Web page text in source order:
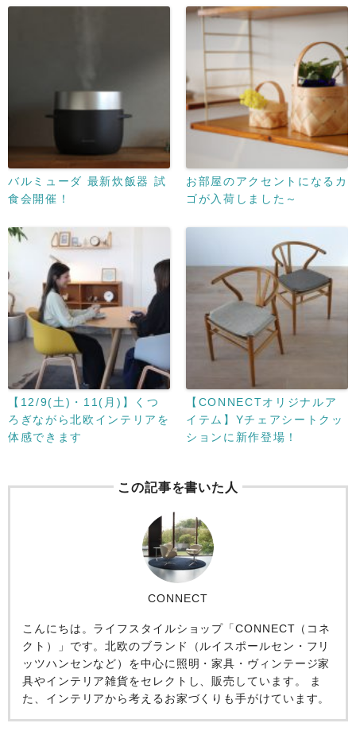
バルミューダ 最新炊飯器 試
食会開催！
お部屋のアクセントになるカ
ゴが入荷しました～
【12/9(土)・11(月)】くつ
ろぎながら北欧インテリアを
体感できます
【CONNECTオリジナルア
イテム】Yチェアシートクッ
ションに新作登場！
この記事を書いた人
CONNECT
こんにちは。ライフスタイルショップ「CONNECT（コネ
クト）」です。北欧のブランド（ルイスポールセン・フリ
ッツハンセンなど）を中心に照明・家具・ヴィンテージ家
具やインテリア雑貨をセレクトし、販売しています。 ま
た、インテリアから考えるお家づくりも手がけています。